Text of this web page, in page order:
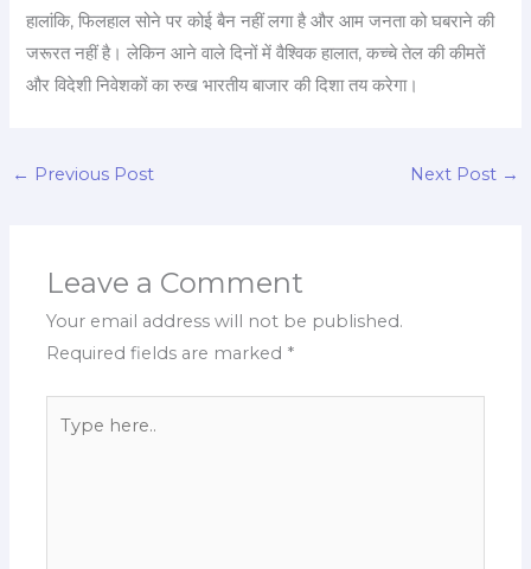
हालांकि, फिलहाल सोने पर कोई बैन नहीं लगा है और आम जनता को घबराने की
जरूरत नहीं है। लेकिन आने वाले दिनों में वैश्विक हालात, कच्चे तेल की कीमतें
और विदेशी निवेशकों का रुख भारतीय बाजार की दिशा तय करेगा।
← Previous Post Next Post →
Leave a Comment
Your email address will not be published.
Required fields are marked *
here..